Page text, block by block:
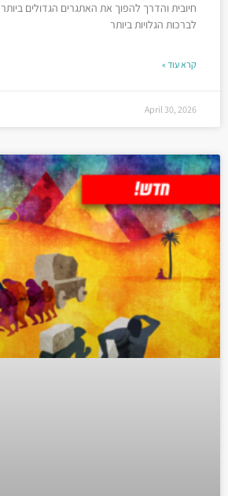
חיובית והדרך להפוך את האתגרים הגדולים ביותר
לברכות הגלויות ביותר
קרא עוד »
April 30, 2026